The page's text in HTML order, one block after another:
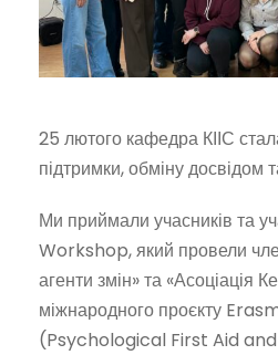
25 лютого кафедра КІІС
підтримки, обміну досвідом
Ми приймали учасників та
Workshop, який провели
агенти змін» та «Асоціація
міжнародного проєкту
(Psychological First Aid